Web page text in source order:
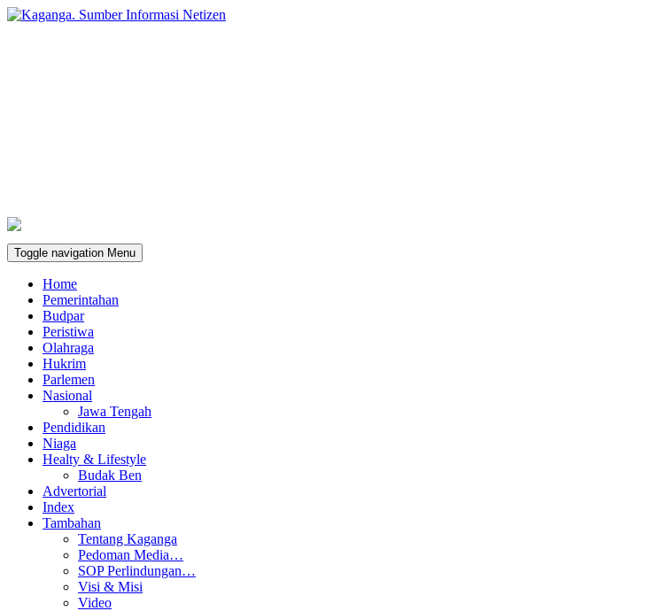
Toggle navigation Menu
Home
Pemerintahan
Budpar
Peristiwa
Olahraga
Hukrim
Parlemen
Nasional
Jawa Tengah
Pendidikan
Niaga
Healty & Lifestyle
Budak Ben
Advertorial
Index
Tambahan
Tentang Kaganga
Pedoman Media…
SOP Perlindungan…
Visi & Misi
Video